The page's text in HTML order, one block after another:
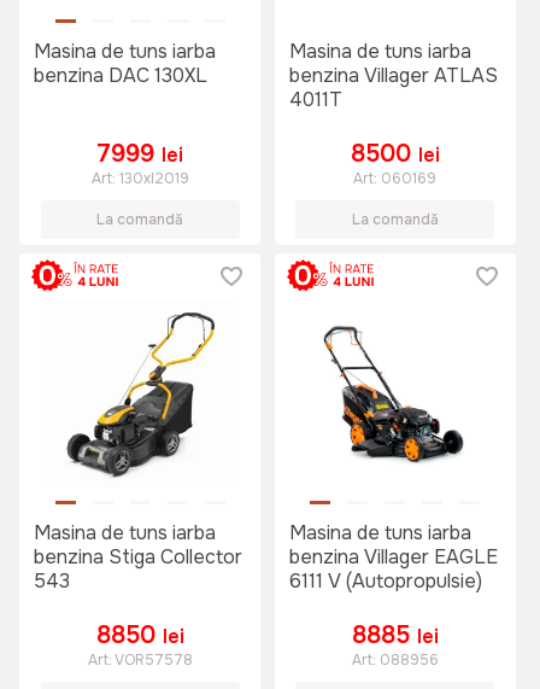
Masina de tuns iarba
benzina DAC 130XL
7999 lei
Art: 130xl2019
La comandă
Masina de tuns iarba
benzina Villager ATLAS
4011T
8500 lei
Art: 060169
La comandă
Masina de tuns iarba
benzina Stiga Collector
543
8850 lei
Art:VOR57578
Masina de tuns iarba
benzina Villager EAGLE
6111 V (Autopropulsie)
8885 lei
Art: 088956